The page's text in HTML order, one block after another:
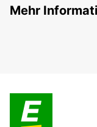
Mehr